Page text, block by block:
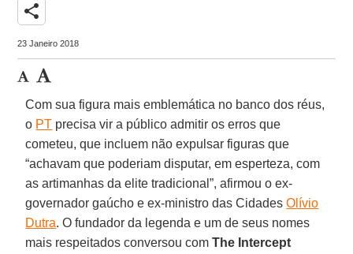
share
23 Janeiro 2018
Com sua figura mais emblemática no banco dos réus,
o PT precisa vir a público admitir os erros que
cometeu, que incluem não expulsar figuras que
“achavam que poderiam disputar, em esperteza, com
as artimanhas da elite tradicional”, afirmou o ex-
governador gaúcho e ex-ministro das CidadesOlívio
Dutra. O fundador da legenda e um de seus nomes
mais respeitados conversou comThe Intercept